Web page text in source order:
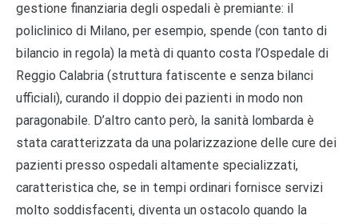
gestione finanziaria degli ospedali è premiante: il
policlinico di Milano, per esempio, spende (con tanto di
bilancio in regola) la metà di quanto costa l’Ospedale di
Reggio Calabria (struttura fatiscente e senza bilanci
ufficiali), curando il doppio dei pazienti in modo non
paragonabile. D’altro canto però, la sanità lombarda è
stata caratterizzata da una polarizzazione delle cure dei
pazienti presso ospedali altamente specializzati,
caratteristica che, se in tempi ordinari fornisce servizi
molto soddisfacenti, diventa un ostacolo quando la